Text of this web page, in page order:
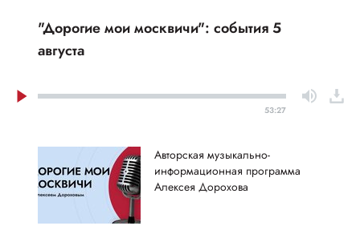
"Дорогие мои москвичи": события 5
августа
53:27
Авторская музыкально-
информационная программа
Алексея Дорохова